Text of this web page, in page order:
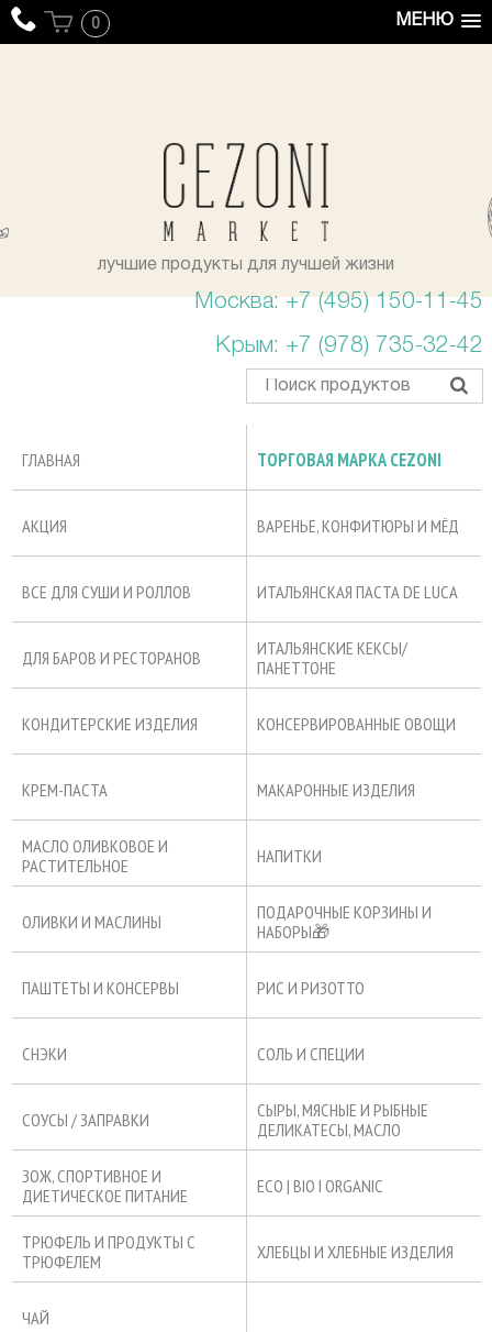
МЕНЮ
0
лучшие продукты для лучшей жизни
Москва: +7 (495) 150-11-45
Крым: +7 (978) 735-32-42
ГЛАВНАЯ ТОРГОВАЯ МАРКА CEZONI
АКЦИЯ ВАРЕНЬЕ, КОНФИТЮРЫ И МЁД
ВСЕ ДЛЯ СУШИ И РОЛЛОВ ИТАЛЬЯНСКАЯ ПАСТА DE LUCA
ДЛЯ БАРОВ И РЕСТОРАНОВ
ИТАЛЬЯНСКИЕ КЕКСЫ/
ПАНЕТТОНЕ
КОНДИТЕРСКИЕ ИЗДЕЛИЯ КОНСЕРВИРОВАННЫЕ ОВОЩИ
КРЕМ-ПАСТА МАКАРОННЫЕ ИЗДЕЛИЯ
МАСЛО ОЛИВКОВОЕ И
РАСТИТЕЛЬНОЕ
НАПИТКИ
ОЛИВКИ И МАСЛИНЫ
ПОДАРОЧНЫЕ КОРЗИНЫ И
НАБОРЫ🎁
ПАШТЕТЫ И КОНСЕРВЫ РИС И РИЗОТТО
СНЭКИ СОЛЬ И СПЕЦИИ
СОУСЫ / ЗАПРАВКИ
СЫРЫ, МЯСНЫЕ И РЫБНЫЕ
ДЕЛИКАТЕСЫ, МАСЛО
ЗОЖ, СПОРТИВНОЕ И
ДИЕТИЧЕСКОЕ ПИТАНИЕ
ECO | BIO I ORGANIC
ТРЮФЕЛЬ И ПРОДУКТЫ С
ТРЮФЕЛЕМ
ХЛЕБЦЫ И ХЛЕБНЫЕ ИЗДЕЛИЯ
ЧАЙ